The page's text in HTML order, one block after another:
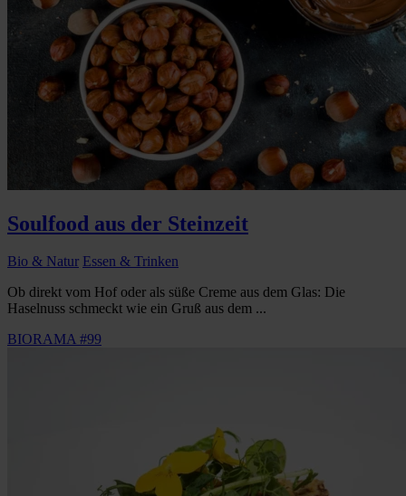
Soulfood aus der Steinzeit
Bio & Natur Essen & Trinken
Ob direkt vom Hof oder als süße Creme aus dem Glas: Die
Haselnuss schmeckt wie ein Gruß aus dem ...
BIORAMA #99